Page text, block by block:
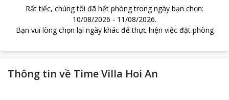
Rất tiếc, chúng tôi đã hết phòng trong ngày bạn chọn:
10/08/2026 - 11/08/2026.
Bạn vui lòng chọn lại ngày khác để thực hiện việc đặt phòng
Thông tin về Time Villa Hoi An